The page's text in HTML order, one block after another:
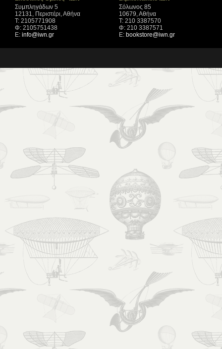
Συμπληγάδων 5
12131, Περιστέρι, Αθήνα
Τ: 2105771908
Φ: 2105751438
Ε: info@iwn.gr
Σόλωνος 85
10679, Αθήνα
Τ: 210 3387570
Φ: 210 3387571
Ε: bookstore@iwn.gr